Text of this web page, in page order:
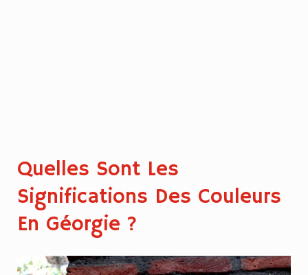
Quelles Sont Les
Significations Des Couleurs
En Géorgie ?